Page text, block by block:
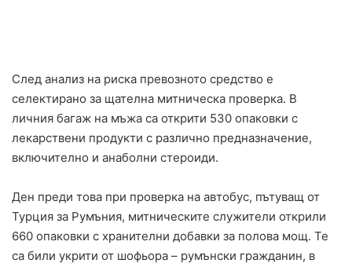
След анализ на риска превозното средство е
селектирано за щателна митническа проверка. В
личния багаж на мъжа са открити 530 опаковки с
лекарствени продукти с различно предназначение,
включително и анаболни стероиди.
Ден преди това при проверка на автобус, пътуващ от
Турция за Румъния, митническите служители открили
660 опаковки с хранителни добавки за полова мощ. Те
са били укрити от шофьора – румънски гражданин, в